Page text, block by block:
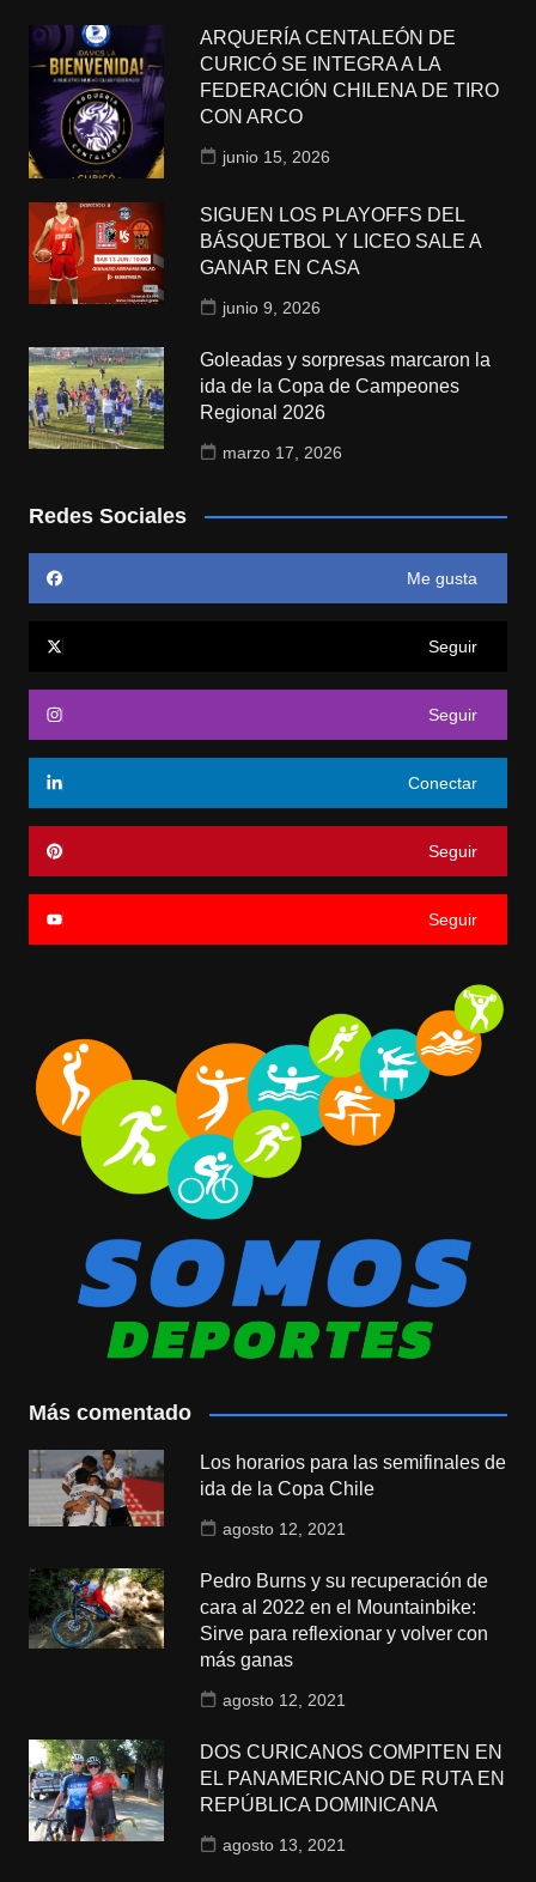
ARQUERÍA CENTALEÓN DE
CURICÓ SE INTEGRA A LA
FEDERACIÓN CHILENA DE TIRO
CON ARCO
junio 15, 2026
SIGUEN LOS PLAYOFFS DEL
BÁSQUETBOL Y LICEO SALE A
GANAR EN CASA
junio 9, 2026
Goleadas y sorpresas marcaron la
ida de la Copa de Campeones
Regional 2026
marzo 17, 2026
Redes Sociales
Me gusta
Seguir
Seguir
Conectar
Seguir
Seguir
Más comentado
Los horarios para las semifinales de
ida de la Copa Chile
agosto 12, 2021
Pedro Burns y su recuperación de
cara al 2022 en el Mountainbike:
Sirve para reflexionar y volver con
más ganas
agosto 12, 2021
DOS CURICANOS COMPITEN EN
EL PANAMERICANO DE RUTA EN
REPÚBLICA DOMINICANA
agosto 13, 2021